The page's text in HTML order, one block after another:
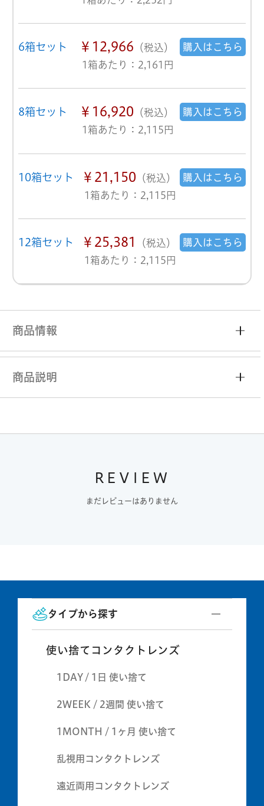
6箱セット ￥12,966 （税込）
1箱あたり：2,161円
購入はこちら
8箱セット ￥16,920 （税込）
1箱あたり：2,115円
購入はこちら
10箱セット ￥21,150 （税込）
1箱あたり：2,115円
購入はこちら
12箱セット ￥25,381
（税込）
1箱あたり：2,115円
購入はこちら
商品情報
商品説明
REVIEW
まだレビューはありません
タイプから探す
使い捨てコンタクトレンズ
1DAY / 1日 使い捨て
2WEEK / 2週間 使い捨て
1MONTH / 1ヶ月 使い捨て
乱視用コンタクトレンズ
遠近両用コンタクトレンズ